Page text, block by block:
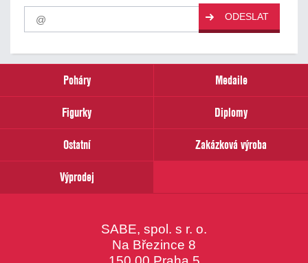
Pro
odběr
našich
email
ODESLAT
Poháry
Medaile
Figurky
Diplomy
Ostatní
Zakázková výroba
Výprodej
SABE, spol. s r. o.
Na Březince 8